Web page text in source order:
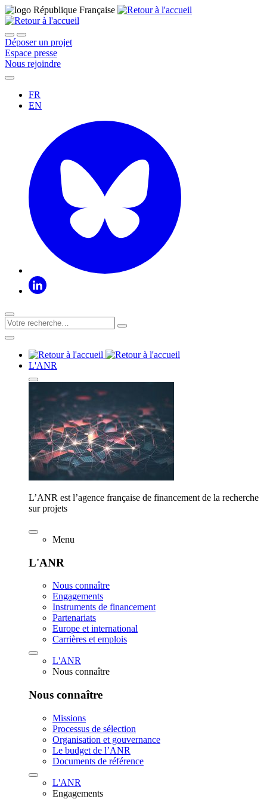
Déposer un projet
Espace presse
Nous rejoindre
FR
EN
L'ANR
L’ANR est l’agence française de financement de la recherche
sur projets
Menu
L'ANR
Nous connaître
Engagements
Instruments de financement
Partenariats
Europe et international
Carrières et emplois
L'ANR
Nous connaître
Nous connaître
Missions
Processus de sélection
Organisation et gouvernance
Le budget de l’ANR
Documents de référence
L'ANR
Engagements